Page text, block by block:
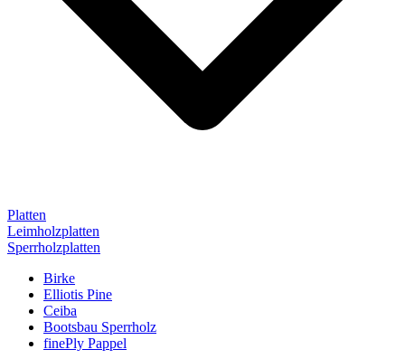
Platten
Leimholzplatten
Sperrholzplatten
Birke
Elliotis Pine
Ceiba
Bootsbau Sperrholz
finePly Pappel